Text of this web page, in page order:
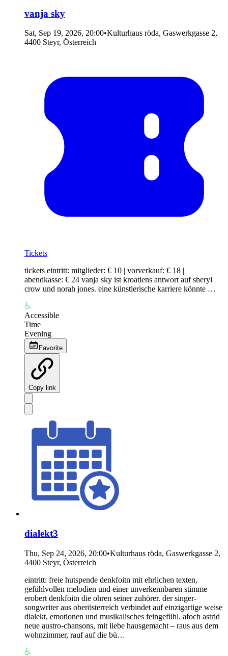
vanja sky
Sat, Sep 19, 2026, 20:00•Kulturhaus röda, Gaswerkgasse 2,
4400 Steyr, Österreich
Tickets
tickets eintritt: mitglieder: € 10 | vorverkauf: € 18 |
abendkasse: € 24 vanja sky ist kroatiens antwort auf sheryl
crow und norah jones. eine künstlerische karriere könnte …
Accessible
Time
Evening
Favorite
Copy link
dialekt3
Thu, Sep 24, 2026, 20:00•Kulturhaus röda, Gaswerkgasse 2,
4400 Steyr, Österreich
eintritt: freie hutspende denkfoitn mit ehrlichen texten,
gefühlvollen melodien und einer unverkennbaren stimme
erobert denkfoitn die ohren seiner zuhörer. der singer-
songwriter aus oberösterreich verbindet auf einzigartige weise
dialekt, emotionen und musikalisches feingefühl. afoch astrid
neue austro-chansons, mit liebe hausgemacht – raus aus dem
wohnzimmer, rauf auf die bü…